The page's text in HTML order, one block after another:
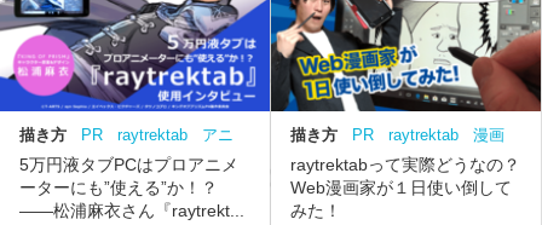
描き方 PR raytrektab
アニ
メ
5万円液タブPCはプロアニメ
ーターにも”使える”か！？
――松浦麻衣さん『raytrekt...
描き方 PR raytrektab 漫画
raytrektabって実際どうなの？
Web漫画家が１日使い倒して
みた！